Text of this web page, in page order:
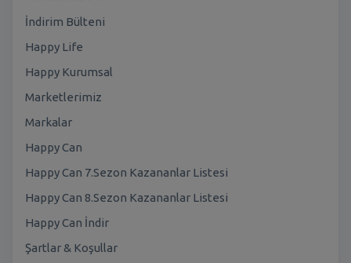
İndirim Bülteni
Happy Life
Happy Kurumsal
Marketlerimiz
Markalar
Happy Can
Happy Can 7.Sezon Kazananlar Listesi
Happy Can 8.Sezon Kazananlar Listesi
Happy Can İndir
Şartlar & Koşullar